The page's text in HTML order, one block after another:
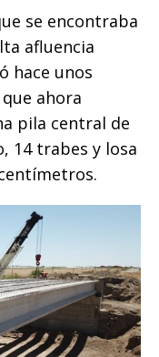
se encontraba
afluencia
hace unos
ahora
pila central de
14 trabes y losa